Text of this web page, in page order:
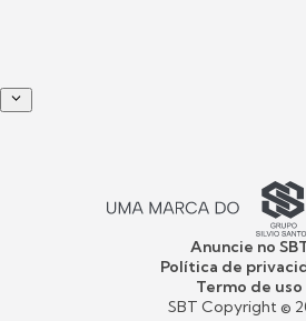
Anuncie no
Política de
Termo de uso
SBT Copyright ©